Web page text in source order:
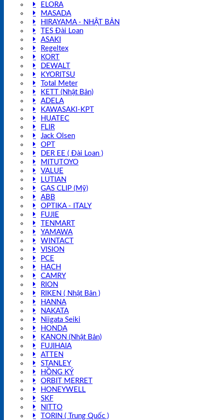
ELORA
MASADA
HIRAYAMA - NHẬT BẢN
TES Đài Loan
ASAKI
Regeltex
KORT
DEWALT
KYORITSU
Total Meter
KETT (Nhật Bản)
ADELA
KAWASAKI-KPT
HUATEC
FLIR
Jack Olsen
OPT
DER EE ( Đài Loan )
MITUTOYO
VALUE
LUTIAN
GAS CLIP (Mỹ)
ABB
OPTIKA - ITALY
FUJIE
TENMART
YAMAWA
WINTACT
VISION
PCE
HACH
CAMRY
RION
RIKEN ( Nhật Bản )
HANNA
NAKATA
Niigata Seiki
HONDA
KANON (Nhật Bản)
FUJIHAIA
ATTEN
STANLEY
HỒNG KÝ
ORBIT MERRET
HONEYWELL
SKF
NITTO
TORIN ( Trung Quốc )